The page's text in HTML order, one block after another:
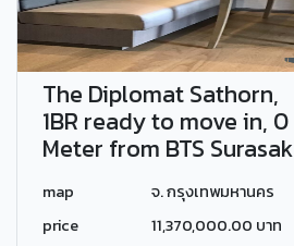
The Diplomat Sathorn,
1BR ready to move in, 0
Meter from BTS Surasak
map
จ. กรุงเทพมหานคร
price
11,370,000.00 บาท